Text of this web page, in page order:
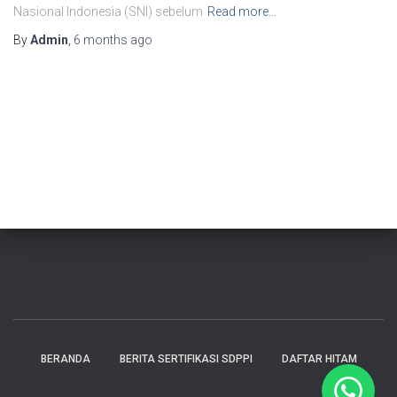
Nasional Indonesia (SNI) sebelum Read more…
ByAdmin 6 months ago
BERANDA BERITA SERTIFIKASI SDPPI DAFTAR HITAM